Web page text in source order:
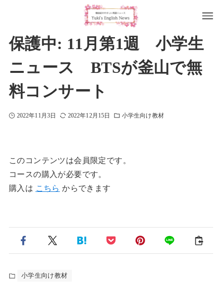
保護中: 11月第1週 小学生
ニュース BTSが釜山で無
料コンサート
2022年11月3日 2022年12月15日 小学生向け教材
このコンテンツは会員限定です。
コースの購入が必要です。
購入は こちら からできます
小学生向け教材